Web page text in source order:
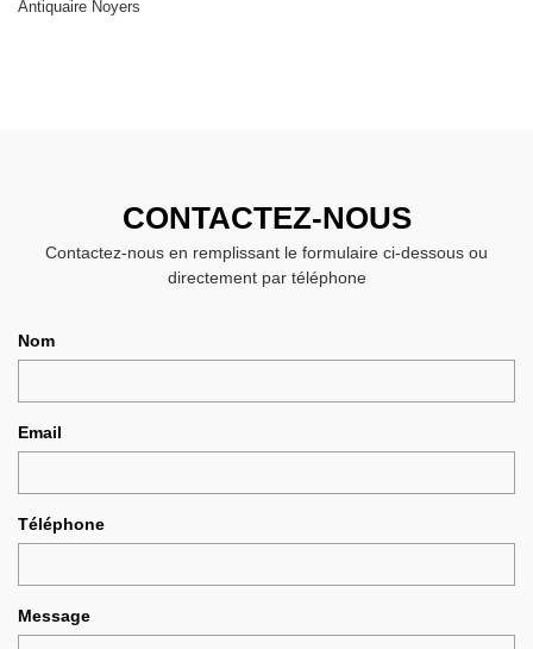
Antiquaire Noyers
CONTACTEZ-NOUS
Contactez-nous en remplissant le formulaire ci-dessous ou
directement par téléphone
Nom
Email
Téléphone
Message